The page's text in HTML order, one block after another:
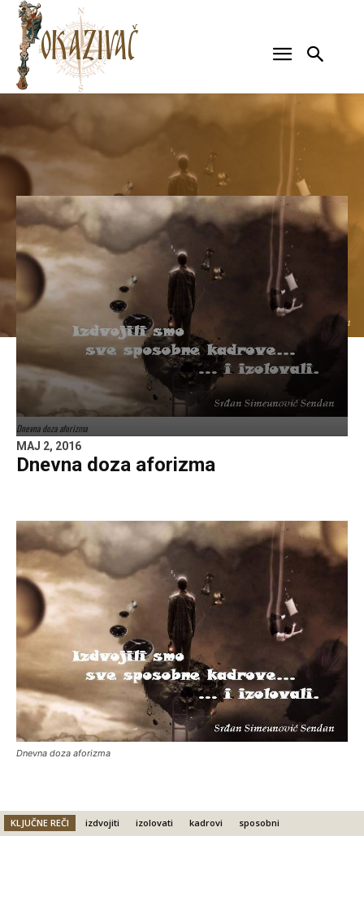
Dnevna doza aforizma
MAJ 2, 2016
Dnevna doza aforizma
Dnevna doza aforizma
KLJUČNE REČI izdvojiti izolovati kadrovi sposobni